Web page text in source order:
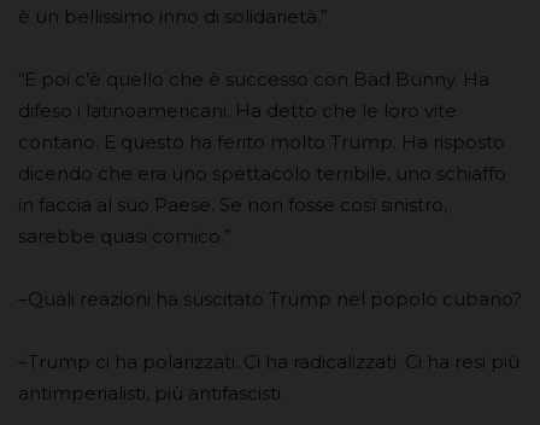
è un bellissimo inno di solidarietà.”
“E poi c’è quello che è successo con Bad Bunny. Ha
difeso i latinoamericani. Ha detto che le loro vite
contano. E questo ha ferito molto Trump. Ha risposto
dicendo che era uno spettacolo terribile, uno schiaffo
in faccia al suo Paese. Se non fosse così sinistro,
sarebbe quasi comico.”
–Quali reazioni ha suscitato Trump nel popolo cubano?
–Trump ci ha polarizzati. Ci ha radicalizzati. Ci ha resi più
antimperialisti, più antifascisti.